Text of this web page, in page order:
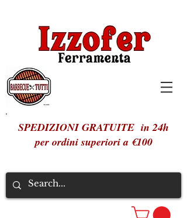
SPEDIZIONI GRATUITE in 24h
per ordini superiori a €100